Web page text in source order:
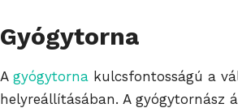
Gyógytorna
A gyógytorna kulcsfontosságú a
helyreállításában. A gyógytornász